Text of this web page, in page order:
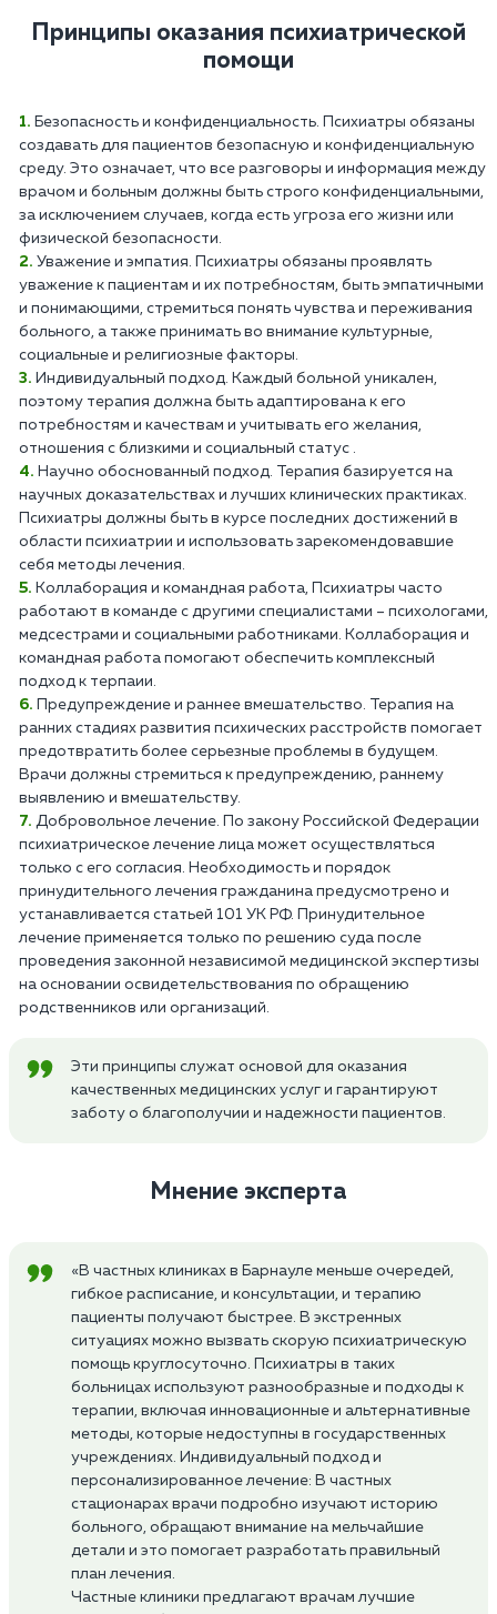
Принципы оказания психиатрической
помощи
Безопасность и конфиденциальность. Психиатры обязаны
создавать для пациентов безопасную и конфиденциальную
среду. Это означает, что все разговоры и информация между
врачом и больным должны быть строго конфиденциальными,
за исключением случаев, когда есть угроза его жизни или
физической безопасности.
Уважение и эмпатия. Психиатры обязаны проявлять
уважение к пациентам и их потребностям, быть эмпатичными
и понимающими, стремиться понять чувства и переживания
больного, а также принимать во внимание культурные,
социальные и религиозные факторы.
Индивидуальный подход. Каждый больной уникален,
поэтому терапия должна быть адаптирована к его
потребностям и качествам и учитывать его желания,
отношения с близкими и социальный статус .
Научно обоснованный подход. Терапия базируется на
научных доказательствах и лучших клинических практиках.
Психиатры должны быть в курсе последних достижений в
области психиатрии и использовать зарекомендовавшие
себя методы лечения.
Коллаборация и командная работа, Психиатры часто
работают в команде с другими специалистами – психологами,
медсестрами и социальными работниками. Коллаборация и
командная работа помогают обеспечить комплексный
подход к терпаии.
Предупреждение и раннее вмешательство. Терапия на
ранних стадиях развития психических расстройств помогает
предотвратить более серьезные проблемы в будущем.
Врачи должны стремиться к предупреждению, раннему
выявлению и вмешательству.
Добровольное лечение. По закону Российской Федерации
психиатрическое лечение лица может осуществляться
только с его согласия. Необходимость и порядок
принудительного лечения гражданина предусмотрено и
устанавливается статьей 101 УК РФ. Принудительное
лечение применяется только по решению суда после
проведения законной независимой медицинской экспертизы
на основании освидетельствования по обращению
родственников или организаций.
Эти принципы служат основой для оказания
качественных медицинских услуг и гарантируют
заботу о благополучии и надежности пациентов.
Мнение эксперта
«В частных клиниках в Барнауле меньше очередей,
гибкое расписание, и консультации, и терапию
пациенты получают быстрее. В экстренных
ситуациях можно вызвать скорую психиатрическую
помощь круглосуточно. Психиатры в таких
больницах используют разнообразные и подходы к
терапии, включая инновационные и альтернативные
методы, которые недоступны в государственных
учреждениях. Индивидуальный подход и
персонализированное лечение: В частных
стационарах врачи подробно изучают историю
больного, обращают внимание на мельчайшие
детали и это помогает разработать правильный
план лечения.
Частные клиники предлагают врачам лучшие